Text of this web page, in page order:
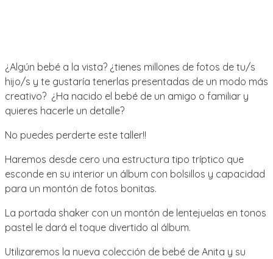
¿Algún bebé a la vista? ¿tienes millones de fotos de tu/s
hijo/s y te gustaría tenerlas presentadas de un modo más
creativo? ¿Ha nacido el bebé de un amigo o familiar y
quieres hacerle un detalle?
No puedes perderte este taller!!
Haremos desde cero una estructura tipo tríptico que
esconde en su interior un álbum con bolsillos y capacidad
para un montón de fotos bonitas.
La portada shaker con un montón de lentejuelas en tonos
pastel le dará el toque divertido al álbum.
Utilizaremos la nueva colección de bebé de Anita y su